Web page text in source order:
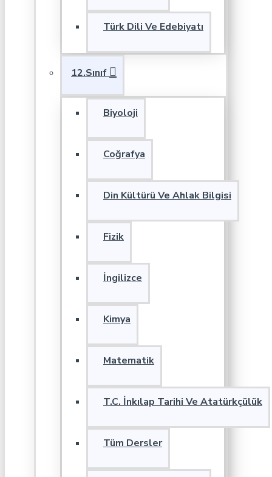
Türk Dili Ve Edebiyatı
12.Sınıf
Biyoloji
Coğrafya
Din Kültürü Ve Ahlak Bilgisi
Fizik
İngilizce
Kimya
Matematik
T.C. İnkılap Tarihi Ve Atatürkçülük
Tüm Dersler